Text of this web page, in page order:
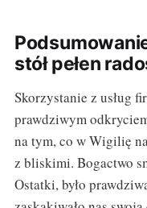
stół pełen
Skorzystanie z usług
prawdziwym
na tym, co w Wigilię
z bliskimi. Bogactwo
Ostatki, było